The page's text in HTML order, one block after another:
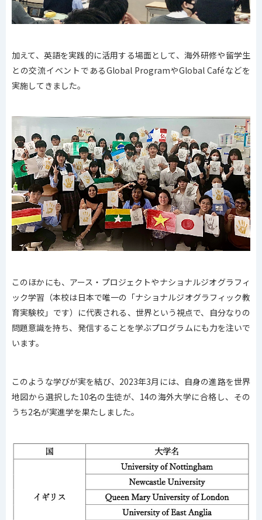
加えて、英語を実践的に活用する場面として、海外研修や留学生
との交流イベントであるGlobal ProgramやGlobal Caféなどを
実施してきました。
このほかにも、アース・プロジェクトやナショナルジオグラフィ
ック学習（本校は日本で唯一の「ナショナルジオグラフィック教
育実験校」です）に代表される、世界という視点で、自分なりの
問題意識を持ち、発信することを学ぶプログラムにも力を注いで
います。
このような学びが実を結び、2023年3月には、自身の進路を世界
地図から選択した10名の生徒が、14の海外大学に合格し、その
うち2名が実進学を果たしました。